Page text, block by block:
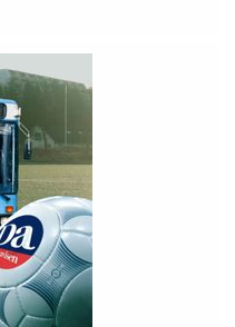
til å kjøpe Nordre
i hvem som
ski-VM, og
i ukens 75 minutters
Thon, Reidar Sollie og